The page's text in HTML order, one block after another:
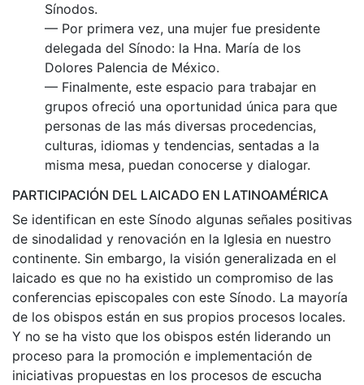
Sínodos.
— Por primera vez, una mujer fue presidente
delegada del Sínodo: la Hna. María de los
Dolores Palencia de México.
— Finalmente, este espacio para trabajar en
grupos ofreció una oportunidad única para que
personas de las más diversas procedencias,
culturas, idiomas y tendencias, sentadas a la
misma mesa, puedan conocerse y dialogar.
PARTICIPACIÓN DEL LAICADO EN LATINOAMÉRICA
Se identifican en este Sínodo algunas señales positivas
de sinodalidad y renovación en la Iglesia en nuestro
continente. Sin embargo, la visión generalizada en el
laicado es que no ha existido un compromiso de las
conferencias episcopales con este Sínodo. La mayoría
de los obispos están en sus propios procesos locales.
Y no se ha visto que los obispos estén liderando un
proceso para la promoción e implementación de
iniciativas propuestas en los procesos de escucha